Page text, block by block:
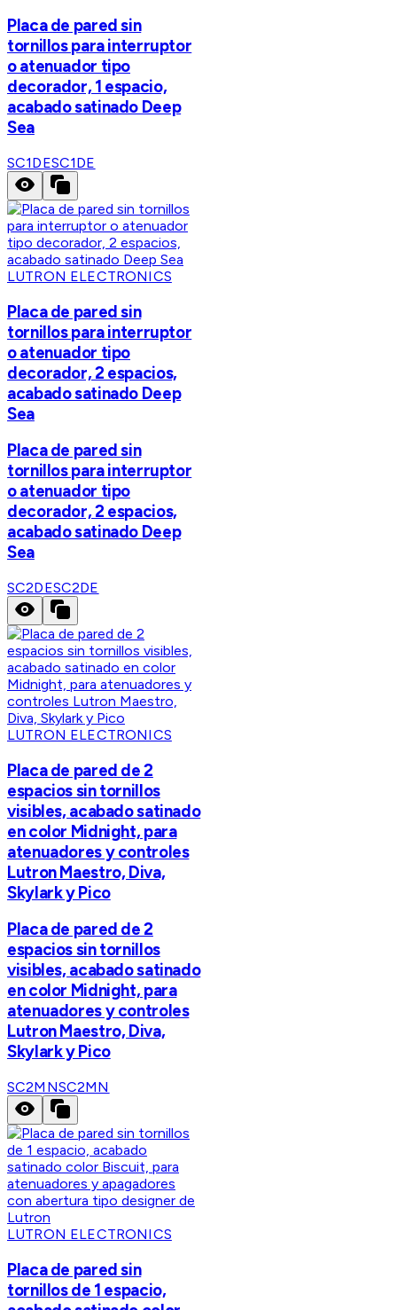
Placa de pared sin
tornillos para interruptor
o atenuador tipo
decorador, 1 espacio,
acabado satinado Deep
Sea
SC1DESC1DE
LUTRON ELECTRONICS
Placa de pared sin
tornillos para interruptor
o atenuador tipo
decorador, 2 espacios,
acabado satinado Deep
Sea
Placa de pared sin
tornillos para interruptor
o atenuador tipo
decorador, 2 espacios,
acabado satinado Deep
Sea
SC2DESC2DE
LUTRON ELECTRONICS
Placa de pared de 2
espacios sin tornillos
visibles, acabado satinado
en color Midnight, para
atenuadores y controles
Lutron Maestro, Diva,
Skylark y Pico
Placa de pared de 2
espacios sin tornillos
visibles, acabado satinado
en color Midnight, para
atenuadores y controles
Lutron Maestro, Diva,
Skylark y Pico
SC2MNSC2MN
LUTRON ELECTRONICS
Placa de pared sin
tornillos de 1 espacio,